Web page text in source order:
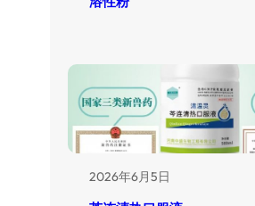
2026年6月5日